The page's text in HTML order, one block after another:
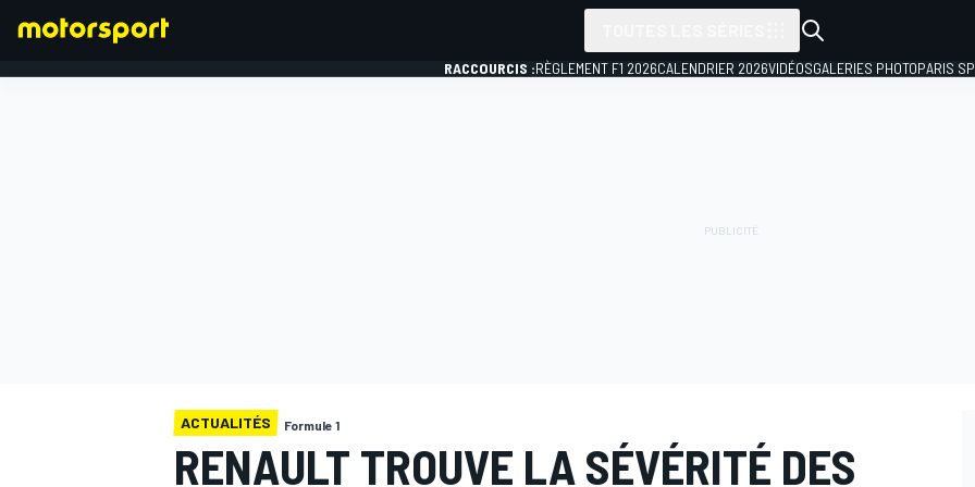
RACCOURCIS :RÈGLEMENT F1 2026CALENDRIER 2026VIDÉOSGALERIES PHOTOPARIS
ACTUALITÉS Formule 1
RENAULT TROUVE LA SÉVÉRITÉ DES